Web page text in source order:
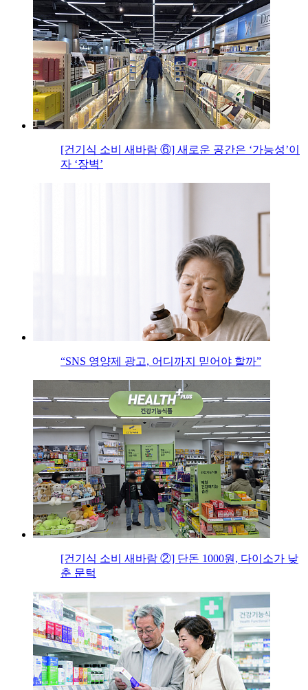
[건기식 소비 새바람 ⑥] 새로운 공간은 ‘가능성’이
자 ‘장벽’
“SNS 영양제 광고, 어디까지 믿어야 할까”
[건기식 소비 새바람 ②] 단돈 1000원, 다이소가 낮
춘 문턱